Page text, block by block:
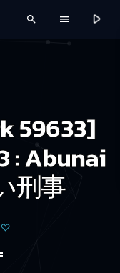
search menu play_arrow
59633]
: Abunai
刑事